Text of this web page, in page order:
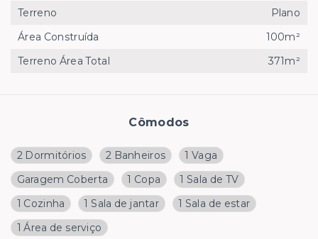
Cômodos
2 Dormitórios 2 Banheiros
1 Vaga
Garagem Coberta
1 Copa
1 Sala de TV
1 Cozinha
1 Sala de jantar
1 Sala de estar
1 Área de serviço
Terreno
Plano
Área Construída
100m²
Terreno Área Total
371m²